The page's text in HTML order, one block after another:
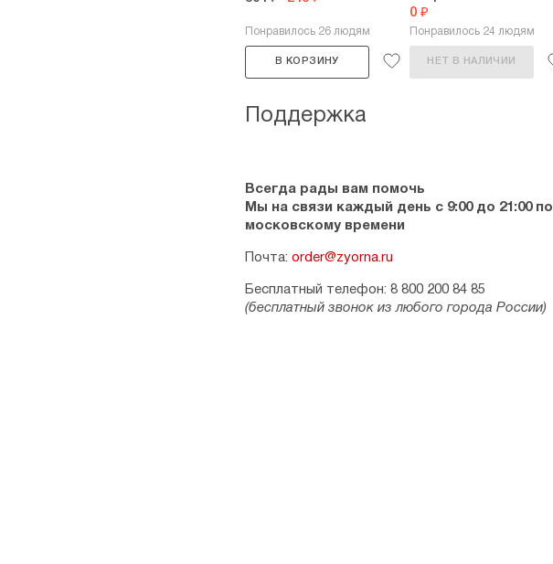
Понравилось 26 людям
В КОРЗИНУ
0 ₽
Понравилось 24 людям
НЕТ В НАЛИЧИИ
Поддержка
Всегда рады вам помочь
Мы на связи каждый день с 9:00 до 21:00 по
московскому времени
Почта: order@zyorna.ru
Бесплатный телефон: 8 800 200 84 85
(бесплатный звонок из любого города России)